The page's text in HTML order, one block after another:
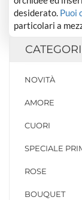
desiderato. Puoi
particolari a
NOVITÀ
AMORE
CUORI
SPECIALE
ROSE
BOUQUET